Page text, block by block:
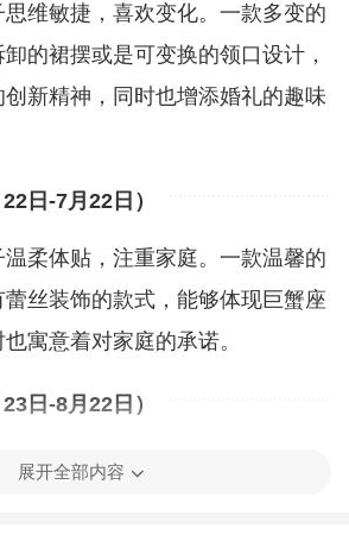
维敏捷，喜欢变化。一款多变的
的裙摆或是可变换的领口设计，
新精神，同时也增添婚礼的趣味
日-7月22日）
温柔体贴，注重家庭。一款温馨的
丝装饰的款式，能够体现巨蟹座
寓意着对家庭的承诺。
日-8月22日）
自信、霸气，喜欢成为焦点。一款
展开全部内容